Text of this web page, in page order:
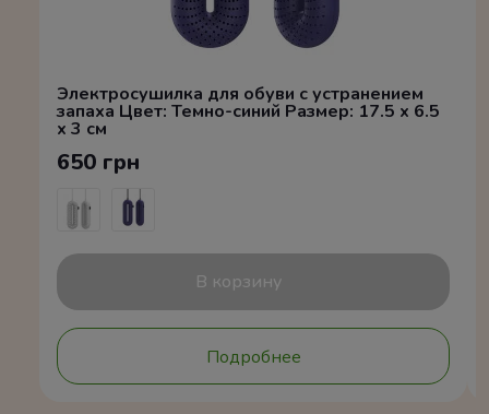
Электросушилка для обуви с устранением
запаха Цвет: Темно-синий Размер: 17.5 x 6.5
x 3 см
650 грн
В корзину
Подробнее